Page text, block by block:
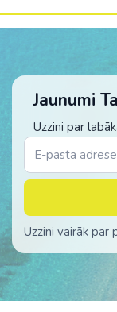
Jaunumi
Uzzini par
Uzzini vairāk par